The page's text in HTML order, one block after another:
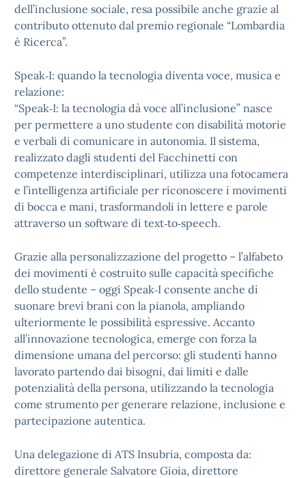
dell’inclusione sociale, resa possibile anche grazie al
contributo ottenuto dal premio regionale “Lombardia
è Ricerca”.
Speak‑I: quando la tecnologia diventa voce, musica e
relazione:
“Speak‑I: la tecnologia dà voce all’inclusione” nasce
per permettere a uno studente con disabilità motorie
e verbali di comunicare in autonomia. Il sistema,
realizzato dagli studenti del Facchinetti con
competenze interdisciplinari, utilizza una fotocamera
e l’intelligenza artificiale per riconoscere i movimenti
di bocca e mani, trasformandoli in lettere e parole
attraverso un software di text‑to‑speech.
Grazie alla personalizzazione del progetto – l’alfabeto
dei movimenti è costruito sulle capacità specifiche
dello studente – oggi Speak‑I consente anche di
suonare brevi brani con la pianola, ampliando
ulteriormente le possibilità espressive. Accanto
all’innovazione tecnologica, emerge con forza la
dimensione umana del percorso: gli studenti hanno
lavorato partendo dai bisogni, dai limiti e dalle
potenzialità della persona, utilizzando la tecnologia
come strumento per generare relazione, inclusione e
partecipazione autentica.
Una delegazione di ATS Insubria, composta da:
direttore generale Salvatore Gioia, direttore